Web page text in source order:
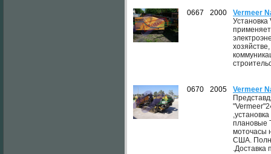
0667 2000
Vermeer
0670 2005
Vermeer
плановые
моточасы
США.
.Доставка